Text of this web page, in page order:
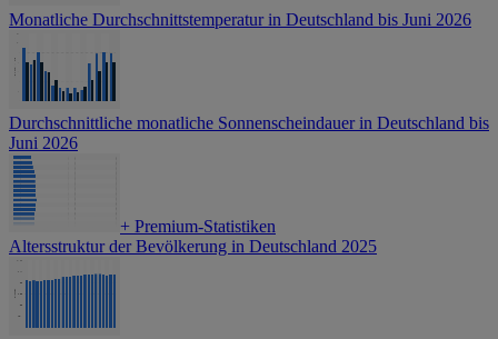
Monatliche Durchschnittstemperatur in Deutschland bis Juni 2026
Durchschnittliche monatliche Sonnenscheindauer in Deutschland bis
Juni 2026
+ Premium-Statistiken
Altersstruktur der Bevölkerung in Deutschland 2025